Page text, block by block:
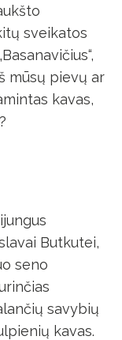
sveikatos
mūsų pievų ar
kavas,
Butkutei,
seno
savybių
kavas.